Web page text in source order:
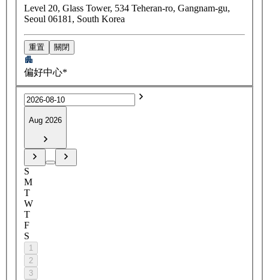
Level 20, Glass Tower, 534 Teheran-ro, Gangnam-gu,
Seoul 06181, South Korea
重置 關閉
偏好中心*
Aug 2026
S
M
T
W
T
F
S
1
2
3